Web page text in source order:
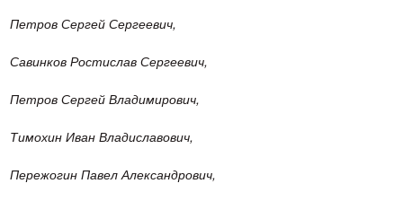
Петров Сергей Сергеевич,
Савинков Ростислав Сергеевич,
Петров Сергей Владимирович,
Тимохин Иван Владиславович,
Пережогин Павел Александрович,